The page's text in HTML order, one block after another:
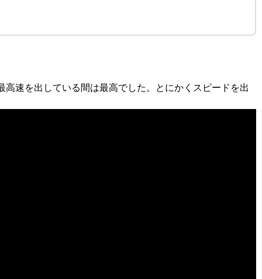
速を出している間は最高でした。とにかくスピードを出